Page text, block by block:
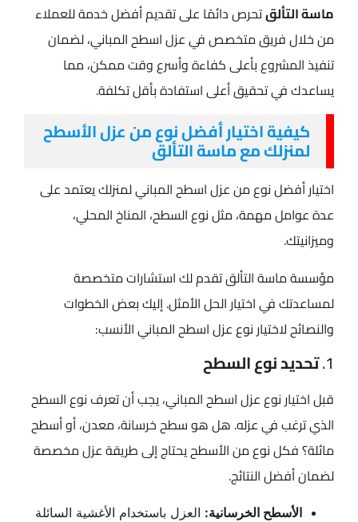
ماسة التألقتحرص دائمًا على تقديم أفضل خدمة للعملاء
من خلال فريق متخصص في عزل اسطح المباني​، لضمان
تنفيذ المشروع بأعلى كفاءة وأسرع وقت ممكن، مما
يساعدك في تحقيق أعلى استفادة بأقل تكلفة.
كيفية اختيار أفضل نوع من عزل الأسطح
لمنزلك مع ماسة التألق
اختيار أفضل نوع من عزل اسطح المباني​ لمنزلك يعتمد على
عدة عوامل مهمة، مثل نوع السطح، المناخ المحلي،
وميزانيتك.
مؤسسة ماسة التألق تقدم لك استشارات متخصصة
لمساعدتك في اختيار الحل الأمثل. إليك بعض الخطوات
والنصائح لاختيار نوع عزل اسطح المباني​ الأنسب:
1. تحديد نوع السطح
قبل اختيار نوع عزل اسطح المباني​، يجب أن تعرف نوع السطح
الذي ترغب في عزله. هل هو سطح خرسانة، معدن، أو أسطح
مائلة؟ فكل نوع من الأسطح يحتاج إلى طريقة عزل مخصصة
لضمان أفضل النتائج.
الأسطح الخرسانية: العزل باستخدام الأغشية السائلة